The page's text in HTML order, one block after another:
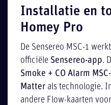
Installatie en
Homey Pro
De Sensereo MSC-1
officiële Sensereo-app.
Smoke + CO Alarm
Matter als technologie.
andere Flow-kaarten